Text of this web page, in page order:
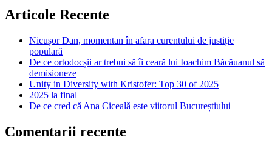
Articole Recente
Nicușor Dan, momentan în afara curentului de justiție
populară
De ce ortodocșii ar trebui să îi ceară lui Ioachim Băcăuanul să
demisioneze
Unity in Diversity with Kristofer: Top 30 of 2025
2025 la final
De ce cred că Ana Ciceală este viitorul Bucureștiului
Comentarii recente